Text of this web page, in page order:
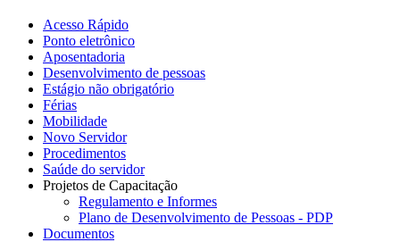
Acesso Rápido
Ponto eletrônico
Aposentadoria
Desenvolvimento de pessoas
Estágio não obrigatório
Férias
Mobilidade
Novo Servidor
Procedimentos
Saúde do servidor
Projetos de Capacitação
Regulamento e Informes
Plano de Desenvolvimento de Pessoas - PDP
Documentos